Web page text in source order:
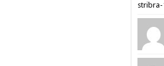
stribra-